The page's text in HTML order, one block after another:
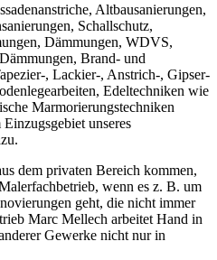
Altbausanierungen,
Schallschutz,
Dämmungen, WDVS,
Brand- und
, Lackier-, Anstrich-, Gipser-
Edeltechniken wie
Marmorierungstechniken
unseres
dem privaten Bereich kommen,
wenn es z. B. um
geht, die nicht immer
Marc Mellech arbeitet Hand in
Gewerke nicht nur in